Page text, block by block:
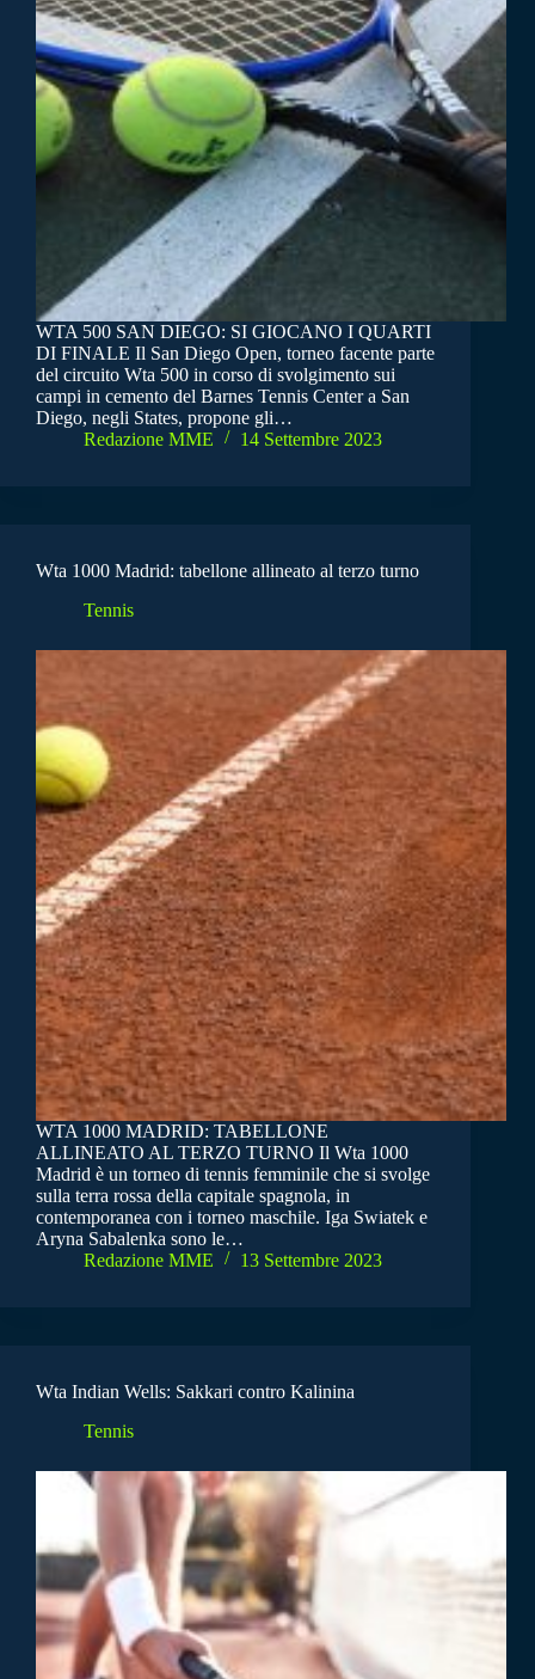
WTA 500 SAN DIEGO: SI GIOCANO I QUARTI
DI FINALE Il San Diego Open, torneo facente parte
del circuito Wta 500 in corso di svolgimento sui
campi in cemento del Barnes Tennis Center a San
Diego, negli States, propone gli…
Redazione MME
14 Settembre 2023
Wta 1000 Madrid: tabellone allineato al terzo turno
Tennis
WTA 1000 MADRID: TABELLONE
ALLINEATO AL TERZO TURNO Il Wta 1000
Madrid è un torneo di tennis femminile che si svolge
sulla terra rossa della capitale spagnola, in
contemporanea con i torneo maschile. Iga Swiatek e
Aryna Sabalenka sono le…
Redazione MME
13 Settembre 2023
Wta Indian Wells: Sakkari contro Kalinina
Tennis